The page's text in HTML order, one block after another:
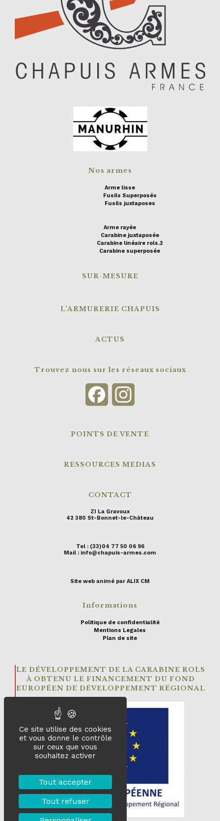
Nos armes
Arme lisse
Fusils Superposés
Fusils juxtaposes
Arme rayée
Carabine juxtaposée
Carabine linéaire rols.2
Carabine superposée
SUR-MESURE
L’ARMURERIE CHAPUIS
ACTUS
Trouvez nous sur les réseaux sociaux
Facebook
POINTS DE VENTE
RESSOURCES MEDIAS
CONTACT
ZI La Gravoux
42 380 St-Bonnet-le-Château
Tel : (33)04 77 50 06 96
Mail : info@chapuis-armes.com
Site web animé par ALIX CM
Informations
Politique de confidentialité
Mentions Legales
Plan de site
LE DÉVELOPPEMENT DE LA CARABINE ROLS
À OBTENU LE FINANCEMENT DU FOND
EUROPÉEN DE DÉVELOPPEMENT RÉGIONAL
Ce site utilise des cookies
et vous donne le contrôle
sur ceux que vous
souhaitez activer
Tout accepter
Tout refuser